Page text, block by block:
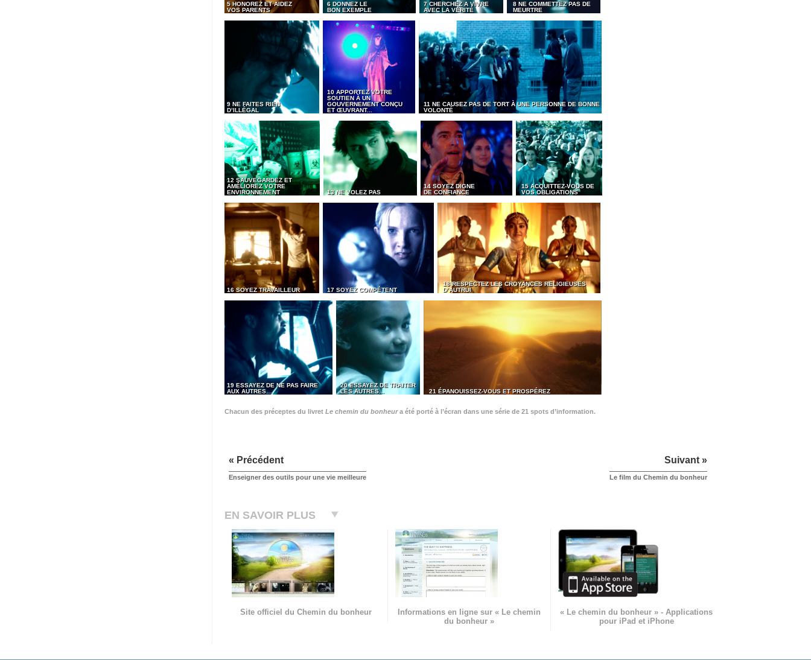
5 HONOREZ ET AIDEZ
VOS PARENTS
6 DONNEZ LE
BON EXEMPLE
7 CHERCHEZ A VIVRE
AVEC LA VÉRITÉ
8 NE COMMETTEZ PAS DE
MEURTRE
9 NE FAITES RIEN
D’ILLÉGAL
10 APPORTEZ VOTRE
SOUTIEN À UN
GOUVERNEMENT CONÇU
ET ŒUVRANT...
11 NE CAUSEZ PAS DE TORT À UNE PERSONNE DE BONNE
VOLONTÉ
12 SAUVEGARDEZ ET
AMÉLIOREZ VOTRE
ENVIRONNEMENT
13 NE VOLEZ PAS
14 SOYEZ DIGNE
DE CONFIANCE
15 ACQUITTEZ-VOUS DE
VOS OBLIGATIONS
16 SOYEZ TRAVAILLEUR 17 SOYEZ COMPÉTENT
18 RESPECTEZ LES CROYANCES RELIGIEUSES
D’AUTRUI
19 ESSAYEZ DE NE PAS FAIRE
AUX AUTRES…
20 ESSAYEZ DE TRAITER
LES AUTRES...
21 ÉPANOUISSEZ-VOUS ET PROSPÉREZ
Chacun des préceptes du livret Le chemin du bonheura été porté à l’écran dans une série de 21 spots d’information.
« Précédent
Enseigner des outils pour une vie meilleure
Suivant »
Le film du Chemin du bonheur
EN SAVOIR PLUS
Site officiel du Chemin du bonheur
Informations en ligne sur « Le chemin
du bonheur »
« Le chemin du bonheur » - Applications
pour iPad et iPhone